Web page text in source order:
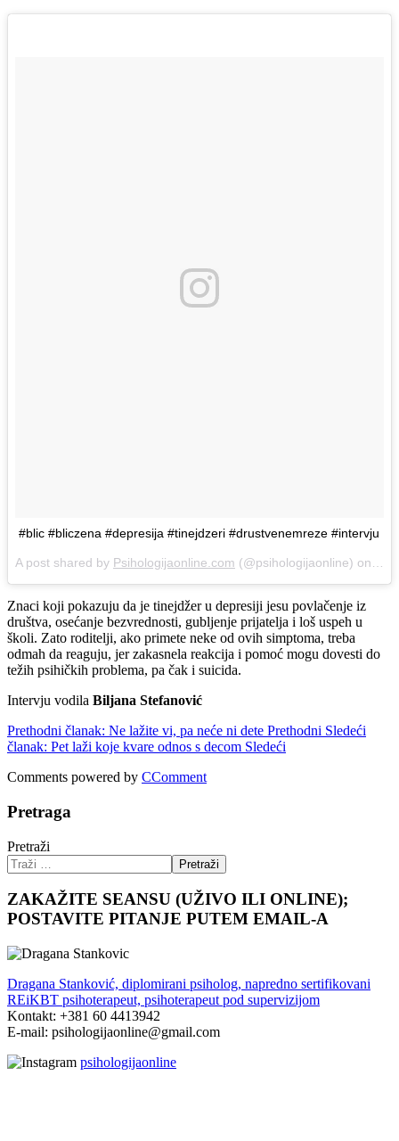
#blic #bliczena #depresija #tinejdzeri #drustvenemreze #intervju
A post shared by Psihologijaonline.com (@psihologijaonline) on
Znaci koji pokazuju da je tinejdžer u depresiji jesu povlačenje iz
društva, osećanje bezvrednosti, gubljenje prijatelja i loš uspeh u
školi. Zato roditelji, ako primete neke od ovih simptoma, treba
odmah da reaguju, jer zakasnela reakcija i pomoć mogu dovesti do
težih psihičkih problema, pa čak i suicida.
Intervju vodila Biljana Stefanović
Prethodni članak: Ne lažite vi, pa neće ni dete Prethodni Sledeći
članak: Pet laži koje kvare odnos s decom Sledeći
Comments powered by CComment
Pretraga
Pretraži
Pretraži
ZAKAŽITE SEANSU (UŽIVO ILI ONLINE);
POSTAVITE PITANJE PUTEM EMAIL-A
Dragana Stanković, diplomirani psiholog, napredno sertifikovani
REiKBT psihoterapeut, psihoterapeut pod supervizijom
Kontakt: +381 60 4413942
E-mail: psihologijaonline@gmail.com
psihologijaonline